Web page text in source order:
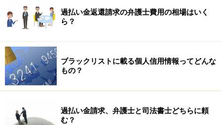
過払い金返還請求の弁護士費用の相場はいく
ら？
ブラックリストに載る個人信用情報ってどんな
もの？
過払い金請求、弁護士と司法書士どちらに頼
む？